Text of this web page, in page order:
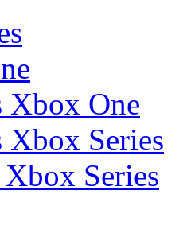
Xbox One
Series
Series